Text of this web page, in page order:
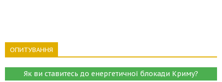
ОПИТУВАННЯ
Як ви ставитесь до енергетичної блокади Криму?